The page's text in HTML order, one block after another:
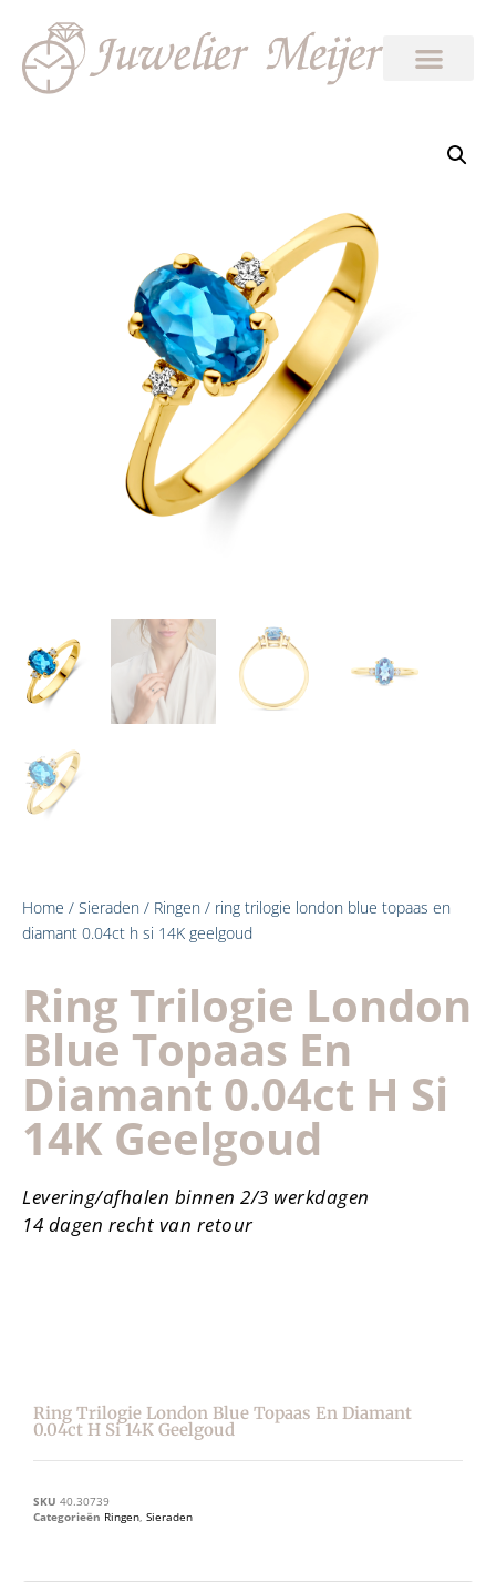
Home / Sieraden / Ringen / ring trilogie london blue topaas en
diamant 0.04ct h si 14K geelgoud
Ring Trilogie London
Blue Topaas En
Diamant 0.04ct H Si
14K Geelgoud
Levering/afhalen binnen 2/3 werkdagen
14 dagen recht van retour
Ring Trilogie London Blue Topaas En Diamant
0.04ct H Si 14K Geelgoud
SKU 40.30739
Categorieën Ringen, Sieraden